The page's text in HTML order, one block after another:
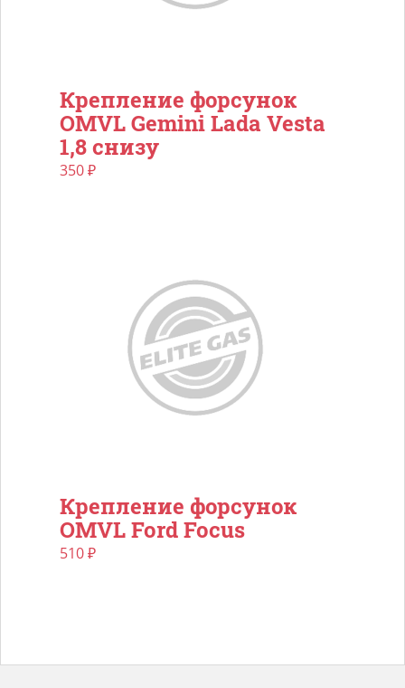
Крепление форсунок
OMVL Gemini Lada Vesta
1,8 снизу
350₽
Крепление форсунок
OMVL Ford Focus
510₽